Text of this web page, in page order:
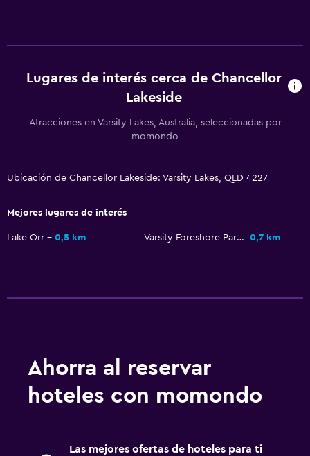
Lugares de interés cerca de Chancellor
Lakeside
Atracciones en Varsity Lakes, Australia, seleccionadas por
momondo
Ubicación de Chancellor Lakeside: Varsity Lakes, QLD 4227
Mejores lugares de interés
Lake Orr 0,5 km Varsity Foreshore Parklands 0,7 km
Ahorra al reservar
hoteles con momondo
Las mejores ofertas de hoteles para ti